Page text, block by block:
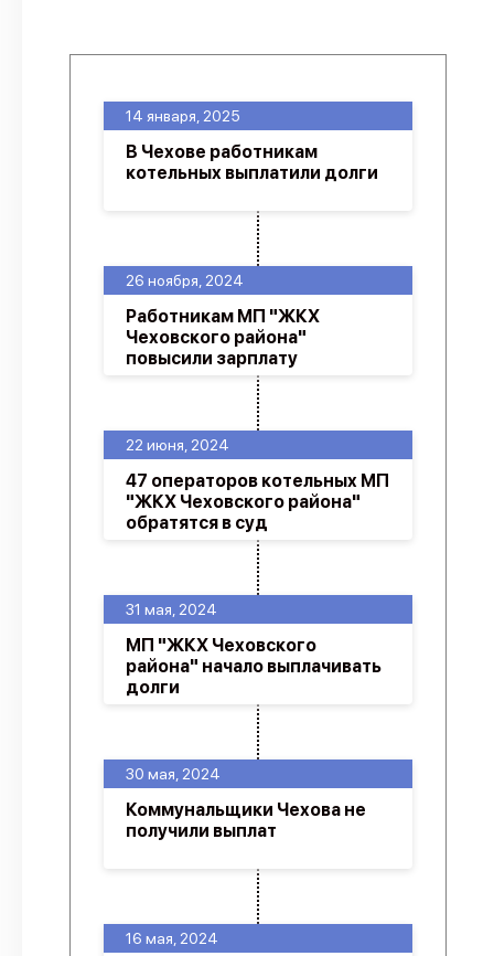
16 мая, 2024
30 мая, 2024
Коммунальщики Чехова не
получили выплат
31 мая, 2024
МП "ЖКХ Чеховского
района" начало выплачивать
долги
22 июня, 2024
47 операторов котельных МП
"ЖКХ Чеховского района"
обратятся в суд
26 ноября, 2024
Работникам МП "ЖКХ
Чеховского района"
повысили зарплату
14 января, 2025
В Чехове работникам
котельных выплатили долги